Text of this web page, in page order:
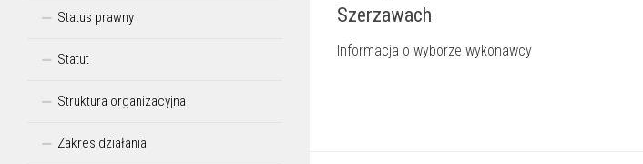
Szerzawach
Informacja o wyborze wykonawcy
Status prawny
Statut
Struktura organizacyjna
Zakres działania